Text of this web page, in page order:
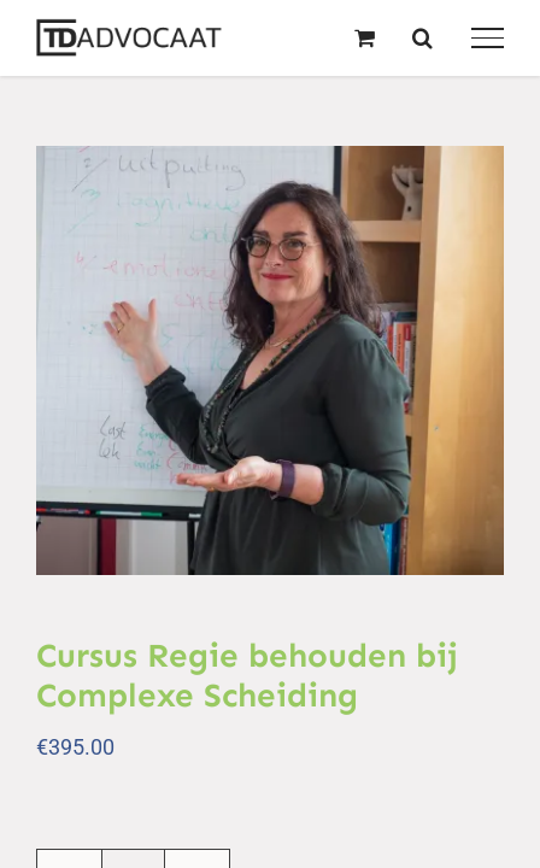
naar
inhoud
Cursus Regie behouden bij
Complexe Scheiding
€395.00